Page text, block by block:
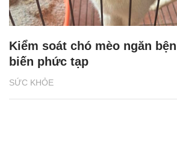
SỨC KHỎE
Kiểm soát chó mèo ngăn
biến phức tạp